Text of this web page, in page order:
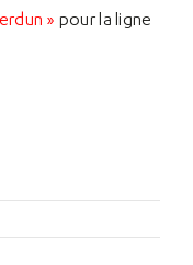
» pour la ligne